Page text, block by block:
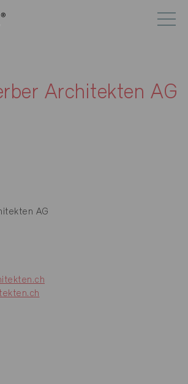
Architekten AG
AG